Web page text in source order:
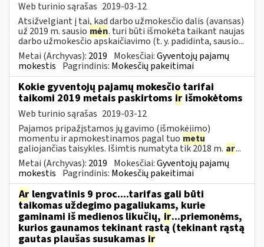
Web turinio sąrašas 2019-03-12
Atsižvelgiant į tai, kad darbo užmokesčio dalis (avansas)
už 2019 m. sausio mėn. turi būti išmokėta taikant naujas
darbo užmokesčio apskaičiavimo (t. y. padidinta, sausio...
Metai (Archyvas): 2019 Mokesčiai:Gyventojų pajamų
mokestis Pagrindinis: Mokesčių pakeitimai
Kokie gyventojų pajamų mokesčio tarifai
taikomi 2019 metais paskirtoms ir išmokėtoms
Web turinio sąrašas 2019-03-12
Pajamos pripažįstamos jų gavimo (išmokėjimo)
momentu ir apmokestinamos pagal tuo metu
galiojančias taisykles. Išimtis numatyta tik 2018 m. ar...
Metai (Archyvas): 2019 Mokesčiai:Gyventojų pajamų
mokestis Pagrindinis: Mokesčių pakeitimai
Ar lengvatinis 9 proc....tarifas gali būti
taikomas uždegimo pagaliukams, kurie
gaminami iš medienos likučių, ir...priemonėms,
kurios gaunamos tekinant rąstą (tekinant rąstą
gautas plaušas susukamas ir